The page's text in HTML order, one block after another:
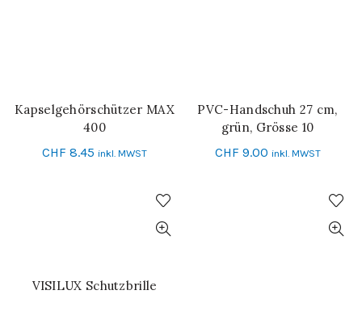
IN DEN WARENKORB
Kapselgehörschützer MAX
400
CHF 8.45 inkl. MWST
IN DEN WARENKORB
PVC-Handschuh 27 cm,
grün, Grösse 10
CHF 9.00 inkl. MWST
WEITERLESEN
VISILUX Schutzbrille